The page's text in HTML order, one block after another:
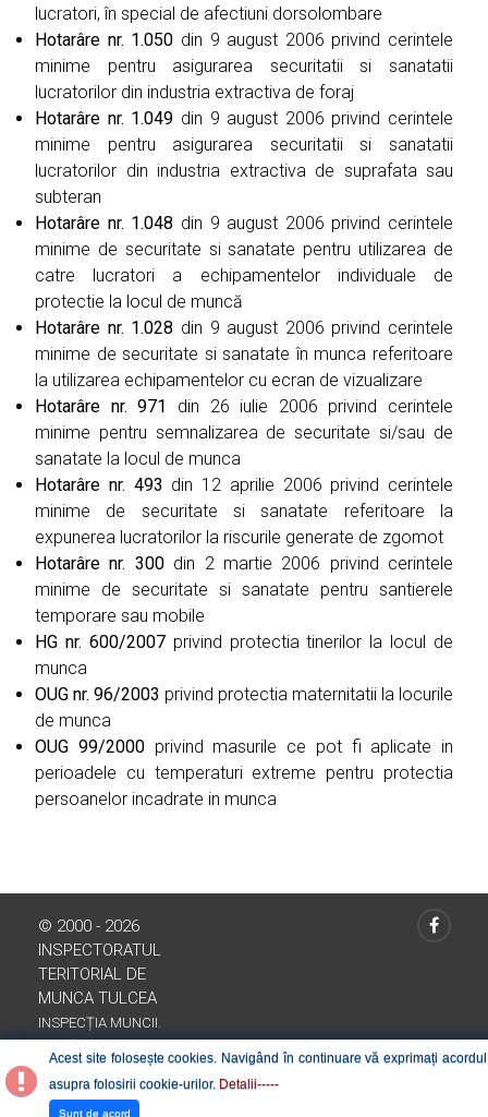
lucratori, în special de afectiuni dorsolombare
Hotarâre nr. 1.050 din 9 august 2006 privind cerintele
minime pentru asigurarea securitatii si sanatatii
lucratorilor din industria extractiva de foraj
Hotarâre nr. 1.049 din 9 august 2006 privind cerintele
minime pentru asigurarea securitatii si sanatatii
lucratorilor din industria extractiva de suprafata sau
subteran
Hotarâre nr. 1.048 din 9 august 2006 privind cerintele
minime de securitate si sanatate pentru utilizarea de
catre lucratori a echipamentelor individuale de
protectie la locul de muncă
Hotarâre nr. 1.028 din 9 august 2006 privind cerintele
minime de securitate si sanatate în munca referitoare
la utilizarea echipamentelor cu ecran de vizualizare
Hotarâre nr. 971
din 26 iulie 2006 privind cerintele
minime pentru semnalizarea de securitate si/sau de
sanatate la locul de munca
Hotarâre nr. 493 din 12 aprilie 2006 privind cerintele
minime de securitate si sanatate referitoare la
expunerea lucratorilor la riscurile generate de zgomot
Hotarâre nr. 300din 2 martie 2006 privind cerintele
minime de securitate si sanatate pentru santierele
temporare sau mobile
HG nr. 600/2007privind protectia tinerilor la locul de
munca
OUG nr. 96/2003 privind protectia maternitatii la locurile
de munca
OUG 99/2000privind masurile ce pot fi aplicate in
perioadele cu temperaturi extreme pentru protectia
persoanelor incadrate in munca
© 2000 - 2026
INSPECTORATUL
TERITORIAL DE
MUNCA TULCEA
INSPECȚIA MUNCII.
Acest site folosește cookies. Navigând în continuare vă exprimați acordul
asupra folosirii cookie-urilor. Detalii-----
Sunt de acord